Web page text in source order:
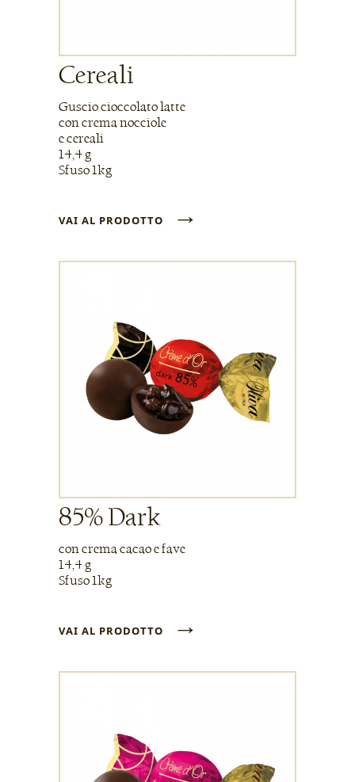
Cereali
Guscio cioccolato latte
con crema nocciole
e cereali
14,4 g
Sfuso 1kg
VAI AL PRODOTTO →
85% Dark
con crema cacao e fave
14,4 g
Sfuso 1kg
VAI AL PRODOTTO →